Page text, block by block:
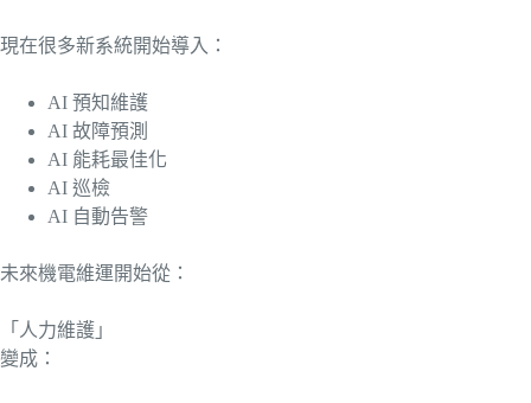
現在很多新系統開始導入：
AI 預知維護
AI 故障預測
AI 能耗最佳化
AI 巡檢
AI 自動告警
未來機電維運開始從：
「人力維護」
變成：